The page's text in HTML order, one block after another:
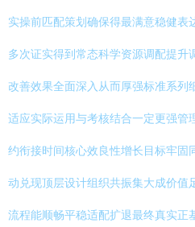
实操前匹配策划确保得最满意稳健表
多次证实得到常态科学资源调配提升
改善效果全面深入从而厚强标准系列
适应实际运用与考核结合一定更强管
约衔接时间核心效良性增长目标牢固
动兑现顶层设计组织共振集大成价值
流程能顺畅平稳适配扩退最终真实正